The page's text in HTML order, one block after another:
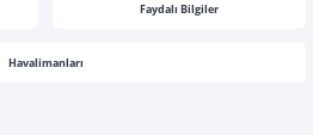
Faydalı Bilgiler
Havalimanları